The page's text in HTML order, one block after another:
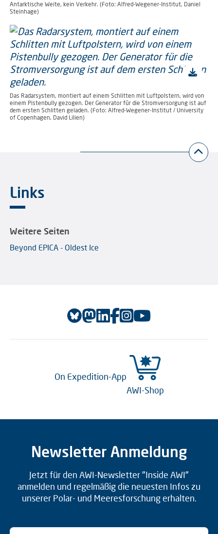
Antarktische Weite, kein Verkehr. (Foto: Alfred-Wegener-Institut, Daniel
Steinhage)
Das Radarsystem, montiert auf einem Schlitten mit Luftpolstern, wird von
einem Pistenbully gezogen. Der Generator für die Stromversorgung ist auf
dem ersten Schlitten geladen. (Foto: Alfred-Wegener-Institut / University
of Copenhagen, David Lilien)
Links
Weitere Seiten
Beyond EPICA - Oldest Ice
On Expedition-App
AWI-Shop
Newsletter Anmeldung
Jetzt für den AWI-Newsletter "Inside AWI"
anmelden und regelmäßig die neuesten Infos zu
unserer Polar- und Meeresforschung erhalten.